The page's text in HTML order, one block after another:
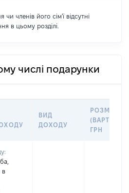
членів його сім'ї відсутні
в цьому розділі.
числі подарунки
ВИД
ДОХОДУ
РОЗМІР
ГРН
в